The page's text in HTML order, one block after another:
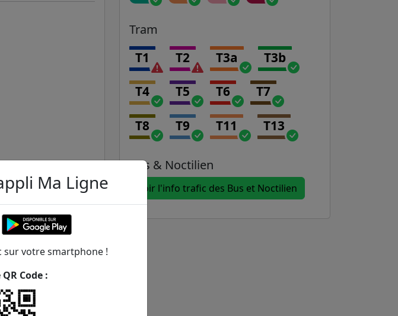
Tram
T1 T2 T3a T3b
T4 T5 T6 T7
T8 T9 T11 T13
Bus & Noctilien
Voir l'info trafic des Bus et Noctilien
Ma Ligne
sur votre smartphone !
Code :